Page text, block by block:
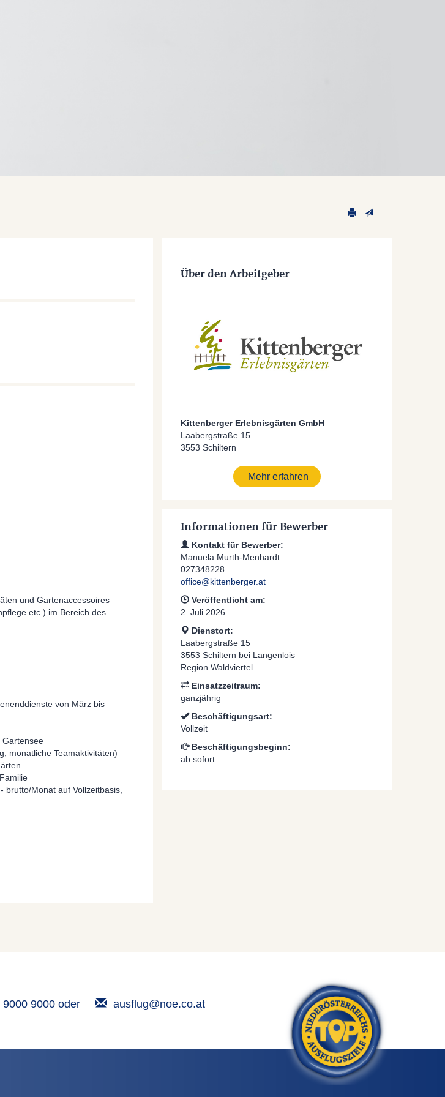
und Gartenaccessoires
etc.) im Bereich des
von März bis
Gartensee
monatliche Teamaktivitäten)
Monat auf Vollzeitbasis,
Über den Arbeitgeber
Kittenberger Erlebnisgärten GmbH
Laabergstraße 15
3553 Schiltern
Mehr erfahren
Informationen für Bewerber
Kontakt für Bewerber:
Manuela Murth-Menhardt
027348228
office@kittenberger.at
Veröffentlicht am:
2. Juli 2026
Dienstort:
Laabergstraße 15
3553 Schiltern bei Langenlois
Region Waldviertel
Einsatzzeitraum:
ganzjährig
Beschäftigungsart:
Vollzeit
Beschäftigungsbeginn:
ab sofort
9000 oder ausflug@noe.co.at